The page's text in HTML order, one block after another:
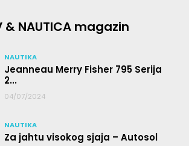
& NAUTICA magazin
NAUTIKA
Jeanneau Merry Fisher 795 Serija
2...
04/07/2024
NAUTIKA
Za jahtu visokog sjaja – Autosol